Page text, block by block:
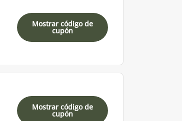
Mostrar código de
cupón
Mostrar código de
cupón